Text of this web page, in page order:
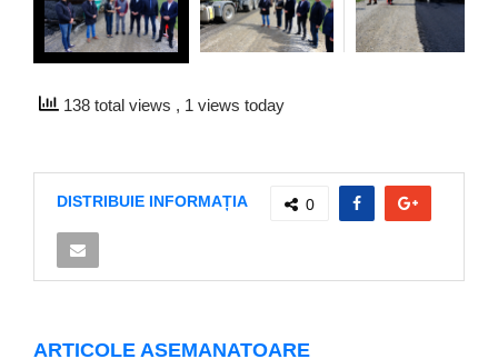
138 total views , 1 views today
DISTRIBUIE INFORMAȚIA 0
ARTICOLE ASEMANATOARE